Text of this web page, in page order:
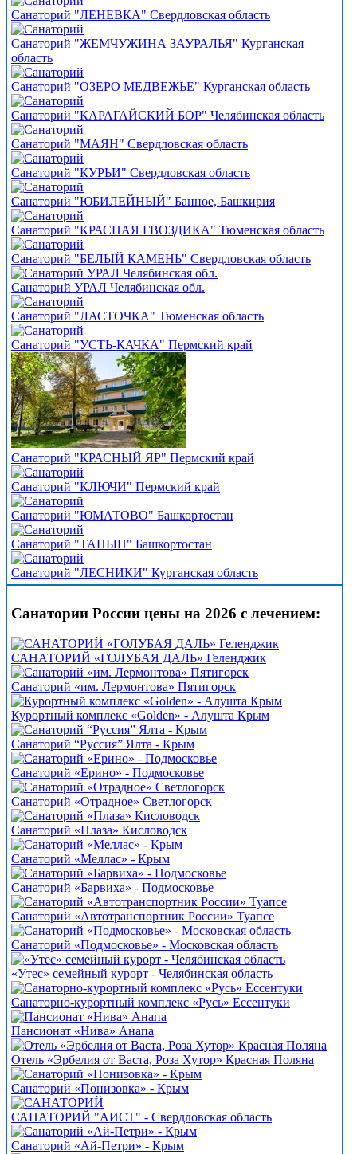
Санаторий "ЛЕНЕВКА" Свердловская область
Санаторий "ЖЕМЧУЖИНА ЗАУРАЛЬЯ" Курганская
область
Санаторий "ОЗЕРО МЕДВЕЖЬЕ" Курганская область
Санаторий "КАРАГАЙСКИЙ БОР" Челябинская область
Санаторий "МАЯН" Свердловская область
Санаторий "КУРЬИ" Свердловская область
Санаторий "ЮБИЛЕЙНЫЙ" Банное, Башкирия
Санаторий "КРАСНАЯ ГВОЗДИКА" Тюменская область
Санаторий "БЕЛЫЙ КАМЕНЬ" Свердловская область
Санаторий УРАЛ Челябинская обл.
Санаторий "ЛАСТОЧКА" Тюменская область
Санаторий "УСТЬ-КАЧКА" Пермский край
Санаторий "КРАСНЫЙ ЯР" Пермский край
Санаторий "КЛЮЧИ" Пермский край
Санаторий "ЮМАТОВО" Башкортостан
Санаторий "ТАНЫП" Башкортостан
Санаторий "ЛЕСНИКИ" Курганская область
Санатории России цены на 2026 с лечением:
САНАТОРИЙ «ГОЛУБАЯ ДАЛЬ» Геленджик
Санаторий «им. Лермонтова» Пятигорск
Курортный комплекс «Golden» - Алушта Крым
Санаторий “Руссия” Ялта - Крым
Санаторий «Ерино» - Подмосковье
Санаторий «Отрадное» Светлогорск
Санаторий «Плаза» Кисловодск
Санаторий «Меллас» - Крым
Санаторий «Барвиха» - Подмосковье
Cанаторий «Автотранспортник России» Туапсе
Санаторий «Подмосковье» - Московская область
«Утес» семейный курорт - Челябинская область
Санаторно-курортный комплекс «Русь» Ессентуки
Пансионат «Нива» Анапа
Отель «Эрбелия от Васта, Роза Хутор» Красная Поляна
Санаторий «Понизовка» - Крым
САНАТОРИЙ "АИСТ" - Свердловская область
Санаторий «Ай-Петри» - Крым